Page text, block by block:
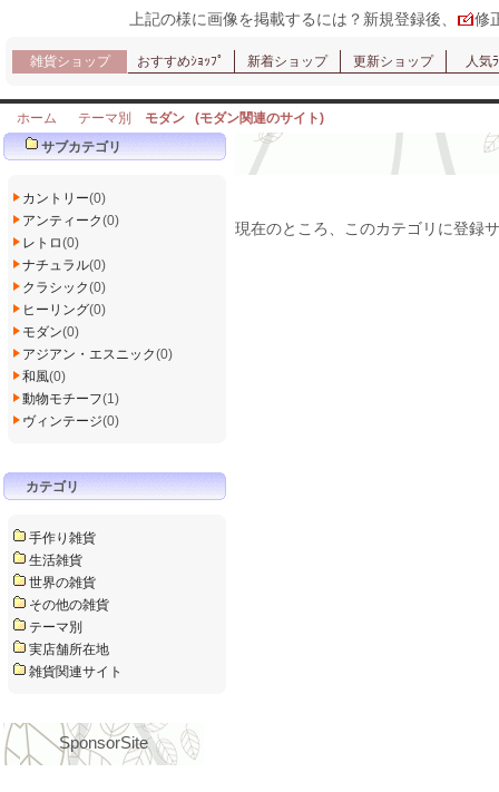
上記の様に画像を掲載するには？新規登録後、 修
雑貨ショップ おすすめｼｮｯﾌﾟ 新着ショップ 更新ショップ 人気
ホーム テーマ別
モダン (モダン関連のサイト)
サブカテゴリ
カントリー(0)
アンティーク(0)
レトロ(0)
ナチュラル(0)
クラシック(0)
ヒーリング(0)
モダン(0)
アジアン・エスニック(0)
和風(0)
動物モチーフ(1)
ヴィンテージ(0)
カテゴリ
手作り雑貨
生活雑貨
世界の雑貨
その他の雑貨
テーマ別
実店舗所在地
雑貨関連サイト
SponsorSite
現在のところ、このカテゴリに登録